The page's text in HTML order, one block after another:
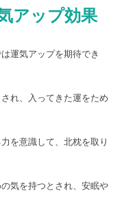
アップ効果
運気アップを期待でき
れ、入ってきた運をため
を意識して、北枕を取り
気を持つとされ、安眠や